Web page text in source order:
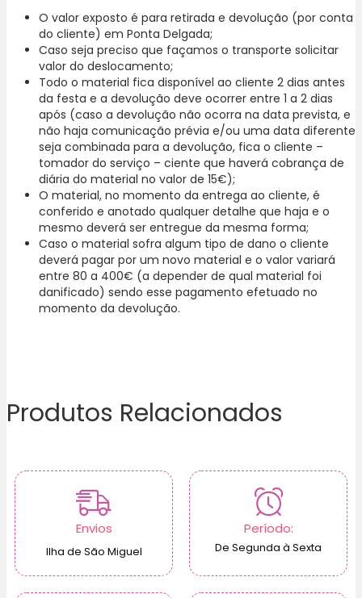
São
Miguel,
Açores
O valor exposto é para retirada e devolução (por conta
do cliente) em Ponta Delgada;
Caso seja preciso que façamos o transporte solicitar
valor do deslocamento;
Todo o material fica disponível ao cliente 2 dias antes
da festa e a devolução deve ocorrer entre 1 a 2 dias
após (caso a devolução não ocorra na data prevista, e
não haja comunicação prévia e/ou uma data diferente
seja combinada para a devolução, fica o cliente –
tomador do serviço – ciente que haverá cobrança de
diária do material no valor de 15€);
O material, no momento da entrega ao cliente, é
conferido e anotado qualquer detalhe que haja e o
mesmo deverá ser entregue da mesma forma;
Caso o material sofra algum tipo de dano o cliente
deverá pagar por um novo material e o valor variará
entre 80 a 400€ (a depender de qual material foi
danificado) sendo esse pagamento efetuado no
momento da devolução.
Produtos Relacionados
Envios
Ilha de São Miguel
Período:
De Segunda à Sexta